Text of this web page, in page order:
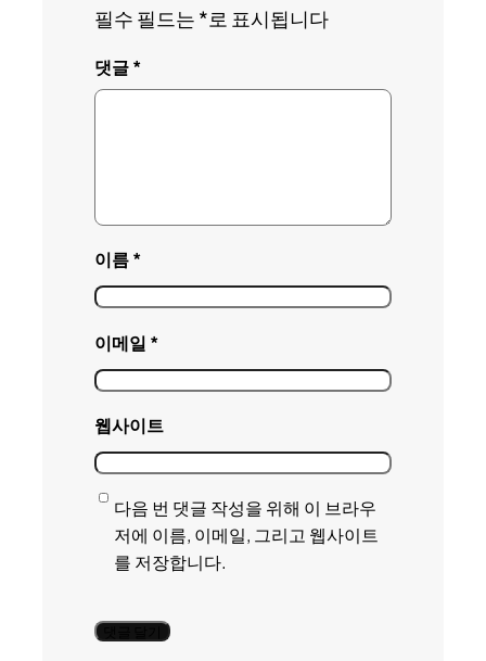
필수 필드는 *로 표시됩니다
댓글*
이름*
이메일 *
웹사이트
다음 번 댓글 작성을 위해 이 브라우
저에 이름, 이메일, 그리고 웹사이트
를 저장합니다.